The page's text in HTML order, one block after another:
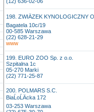
198. ZWIÄZEK KYNOLOGICZNY
Bagatela 10c/19
00-585 Warszawa
(22) 628-21-29
www
199. EURO ZOO Sp. z o.o.
Szpitalna 1c
05-270 Marki
(22) 771-25-87
200. POLMARS S.C.
BiaĹoĹÄcka 172
03-253 Warszawa